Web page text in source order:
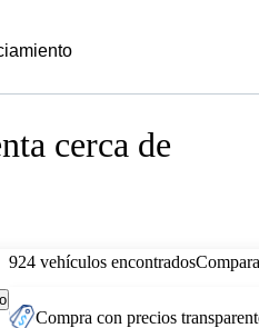
cerca de
924 vehículos encontradosCompara
Compra con precios